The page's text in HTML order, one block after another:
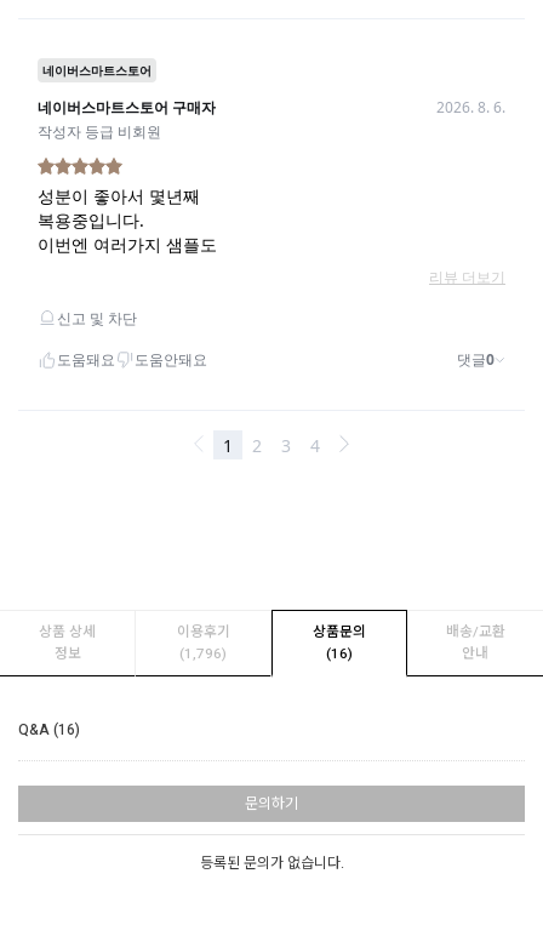
상품 상세
정보
이용후기
(1,796)
상품문의
(16)
배송/교환
안내
Q&A (16)
문의하기
등록된 문의가 없습니다.